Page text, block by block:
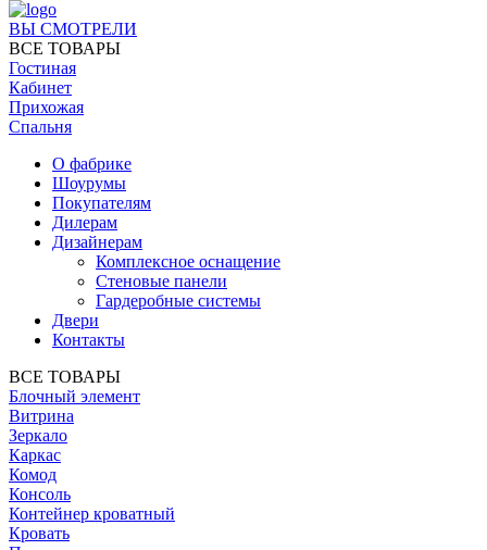
ВЫ СМОТРЕЛИ
ВСЕ ТОВАРЫ
Гостиная
Кабинет
Прихожая
Спальня
О фабрике
Шоурумы
Покупателям
Дилерам
Дизайнерам
Комплексное оснащение
Стеновые панели
Гардеробные системы
Двери
Контакты
ВСЕ ТОВАРЫ
Блочный элемент
Витрина
Зеркало
Каркас
Комод
Консоль
Контейнер кроватный
Кровать